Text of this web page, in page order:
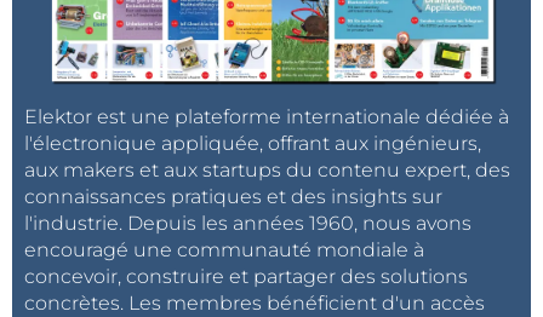
Elektor est une plateforme internationale dédiée à
l'électronique appliquée, offrant aux ingénieurs,
aux makers et aux startups du contenu expert, des
connaissances pratiques et des insights sur
l'industrie. Depuis les années 1960, nous avons
encouragé une communauté mondiale à
concevoir, construire et partager des solutions
concrètes. Les membres bénéficient d'un accès